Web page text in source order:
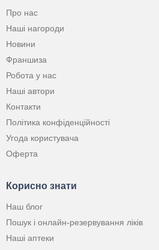
Про нас
Наші нагороди
Новини
Франшиза
Робота у нас
Наші автори
Контакти
Політика конфіденційності
Угода користувача
Оферта
Корисно знати
Наш блог
Пошук і онлайн-резервування ліків
Наші аптеки